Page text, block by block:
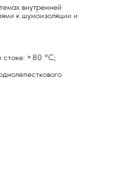
внутренней
к шумоизоляции и
стоке: +80 °С;